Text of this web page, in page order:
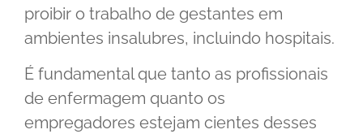
proibir o trabalho de gestantes em
ambientes insalubres, incluindo hospitais.
É fundamental que tanto as profissionais
de enfermagem quanto os
empregadores estejam cientes desses